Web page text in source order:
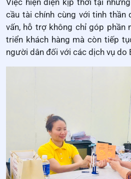
Việc hiện diện kịp thời tại
cầu tài chính cùng với tinh thần
vấn, hỗ trợ không chỉ góp phần
triển khách hàng mà còn tiếp
người dân đối với các dịch vụ do